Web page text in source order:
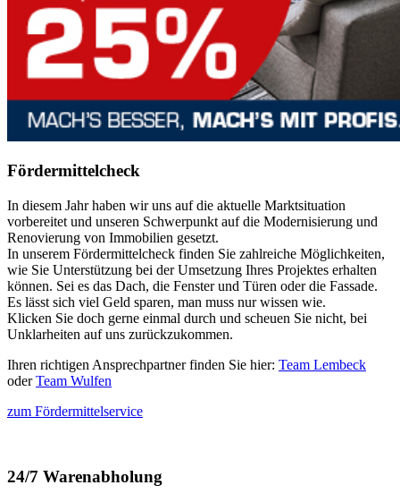
Fördermittelcheck
In diesem Jahr haben wir uns auf die aktuelle Marktsituation
vorbereitet und unseren Schwerpunkt auf die Modernisierung und
Renovierung von Immobilien gesetzt.
In unserem Fördermittelcheck finden Sie zahlreiche Möglichkeiten,
wie Sie Unterstützung bei der Umsetzung Ihres Projektes erhalten
können. Sei es das Dach, die Fenster und Türen oder die Fassade.
Es lässt sich viel Geld sparen, man muss nur wissen wie.
Klicken Sie doch gerne einmal durch und scheuen Sie nicht, bei
Unklarheiten auf uns zurückzukommen.
Ihren richtigen Ansprechpartner finden Sie hier: Team Lembeck
oderTeam Wulfen
zum Fördermittelservice
24/7 Warenabholung